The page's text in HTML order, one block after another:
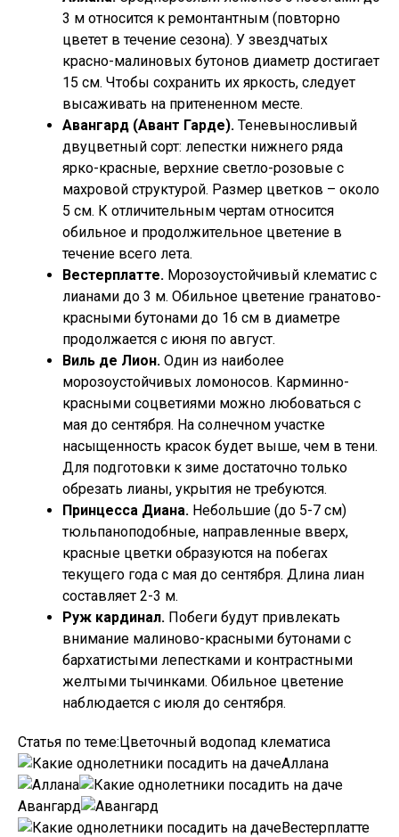
3 м относится к ремонтантным (повторно
цветет в течение сезона). У звездчатых
красно-малиновых бутонов диаметр достигает
15 см. Чтобы сохранить их яркость, следует
высаживать на притененном месте.
Авангард (Авант Гарде). Теневыносливый
двуцветный сорт: лепестки нижнего ряда
ярко-красные, верхние светло-розовые с
махровой структурой. Размер цветков – около
5 см. К отличительным чертам относится
обильное и продолжительное цветение в
течение всего лета.
Вестерплатте. Морозоустойчивый клематис с
лианами до 3 м. Обильное цветение гранатово-
красными бутонами до 16 см в диаметре
продолжается с июня по август.
Виль де Лион. Один из наиболее
морозоустойчивых ломоносов. Карминно-
красными соцветиями можно любоваться с
мая до сентября. На солнечном участке
насыщенность красок будет выше, чем в тени.
Для подготовки к зиме достаточно только
обрезать лианы, укрытия не требуются.
Принцесса Диана. Небольшие (до 5-7 см)
тюльпаноподобные, направленные вверх,
красные цветки образуются на побегах
текущего года с мая до сентября. Длина лиан
составляет 2-3 м.
Руж кардинал. Побеги будут привлекать
внимание малиново-красными бутонами с
бархатистыми лепестками и контрастными
желтыми тычинками. Обильное цветение
наблюдается с июля до сентября.
Статья по теме:Цветочный водопад клематиса
Аллана
Авангард
Вестерплатте